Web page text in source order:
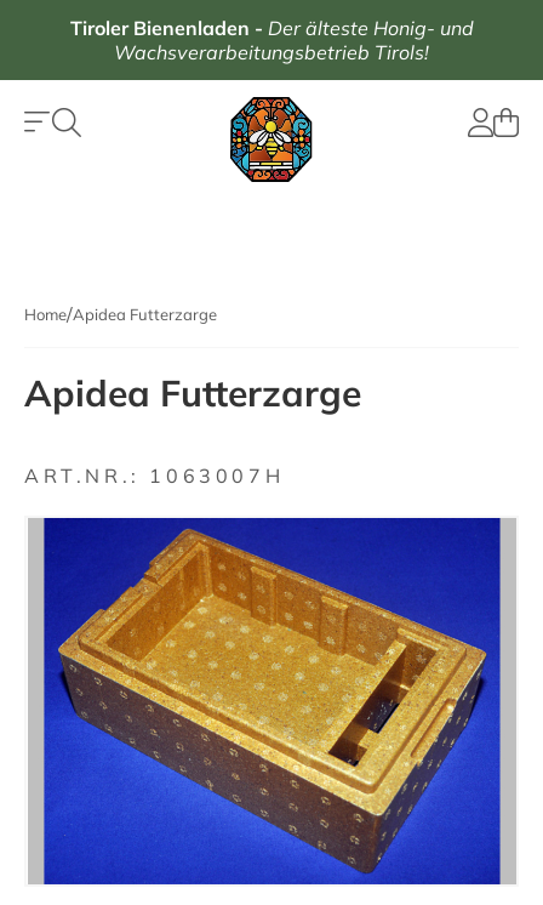
Tiroler Bienenladen - Der älteste Honig- und
Wachsverarbeitungsbetrieb Tirols!
Home Apidea Futterzarge
Apidea Futterzarge
ART.NR.: 1063007H